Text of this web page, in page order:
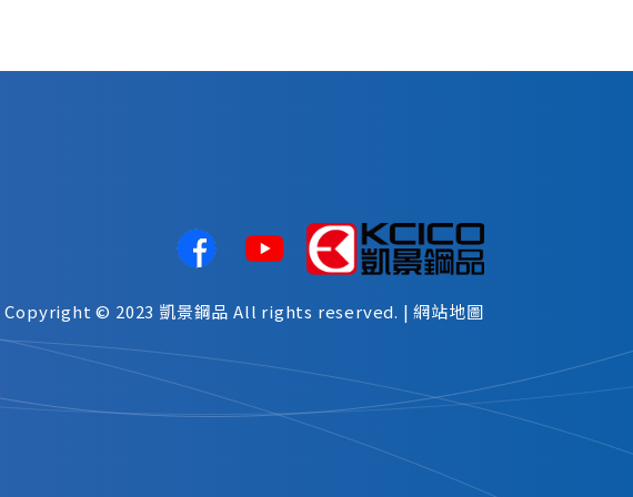
Copyright © 2023 凱景鋼品 All rights reserved. |網站地圖